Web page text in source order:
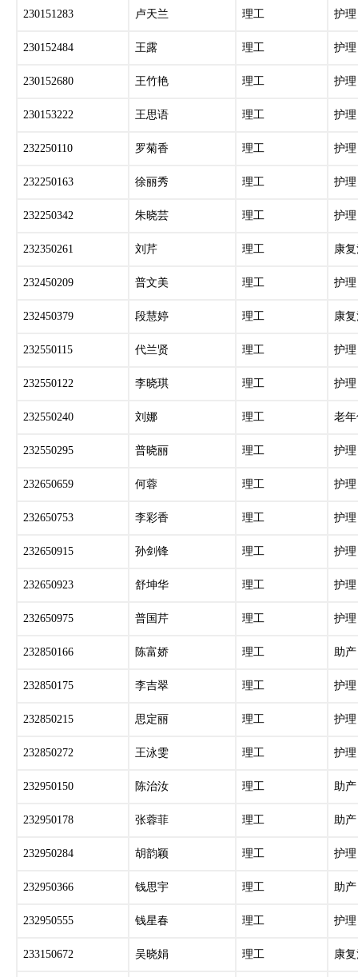
230151283 卢天兰 理工 护理
230152484 王露 理工 护理
230152680 王竹艳 理工 护理
230153222 王思语 理工 护理
232250110 罗菊香 理工 护理
232250163 徐丽秀 理工 护理
232250342 朱晓芸 理工 护理
232350261 刘芹 理工 康
232450209 普文美 理工 护理
232450379 段慧婷 理工 康
232550115 代兰贤 理工 护理
232550122 李晓琪 理工 护理
232550240 刘娜 理工 老
232550295 普晓丽 理工 护理
232650659 何蓉 理工 护理
232650753 李彩香 理工 护理
232650915 孙剑锋 理工 护理
232650923 舒坤华 理工 护理
232650975 普国芹 理工 护理
232850166 陈富娇 理工 助产
232850175 李吉翠 理工 护理
232850215 思定丽 理工 护理
232850272 王泳雯 理工 护理
232950150 陈治汝 理工 助产
232950178 张蓉菲 理工 助产
232950284 胡韵颖 理工 护理
232950366 钱思宇 理工 助产
232950555 钱星春 理工 护理
233150672 吴晓娟 理工 康